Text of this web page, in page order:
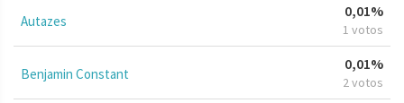
Autazes
0,01%
1 votos
Benjamin Constant
0,01%
2 votos